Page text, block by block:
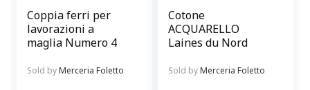
Coppia ferri per
lavorazioni a
maglia Numero 4
Sold byMerceria Foletto
Cotone
ACQUARELLO
Laines du Nord
Sold byMerceria Foletto